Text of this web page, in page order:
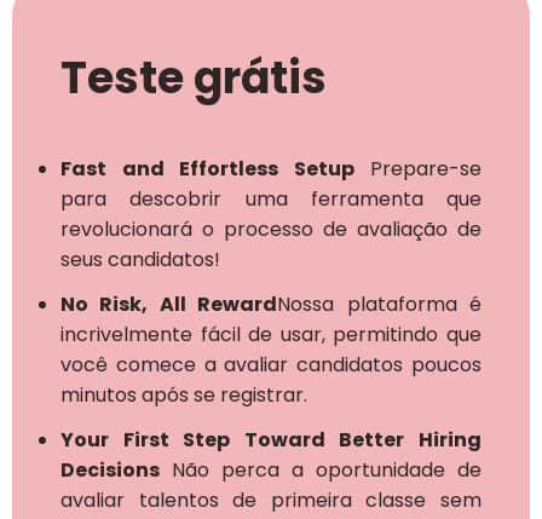
Teste grátis
Fast and Effortless SetupPrepare-se
para descobrir uma ferramenta que
revolucionará o processo de avaliação de
seus candidatos!
No Risk, All RewardNossa plataforma é
incrivelmente fácil de usar, permitindo que
você comece a avaliar candidatos poucos
minutos após se registrar.
Your First Step Toward Better Hiring
Decisions Não perca a oportunidade de
avaliar talentos de primeira classe sem